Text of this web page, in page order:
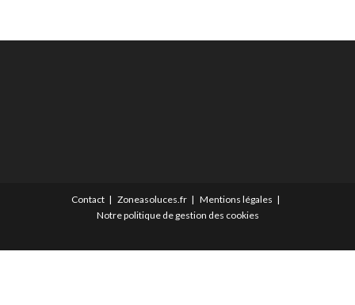
Contact Zoneasoluces.fr
Mentions légales
Notre politique de gestion des cookies